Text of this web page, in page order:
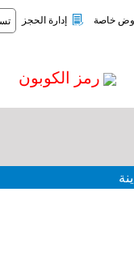
العروض المخفضة
خاصة تحقق من الحجز
إدارة الحجز
رمز الكوبون